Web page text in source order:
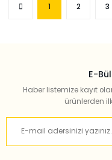
1 2 3
E-
Haber listemize kayıt
ürünlerden